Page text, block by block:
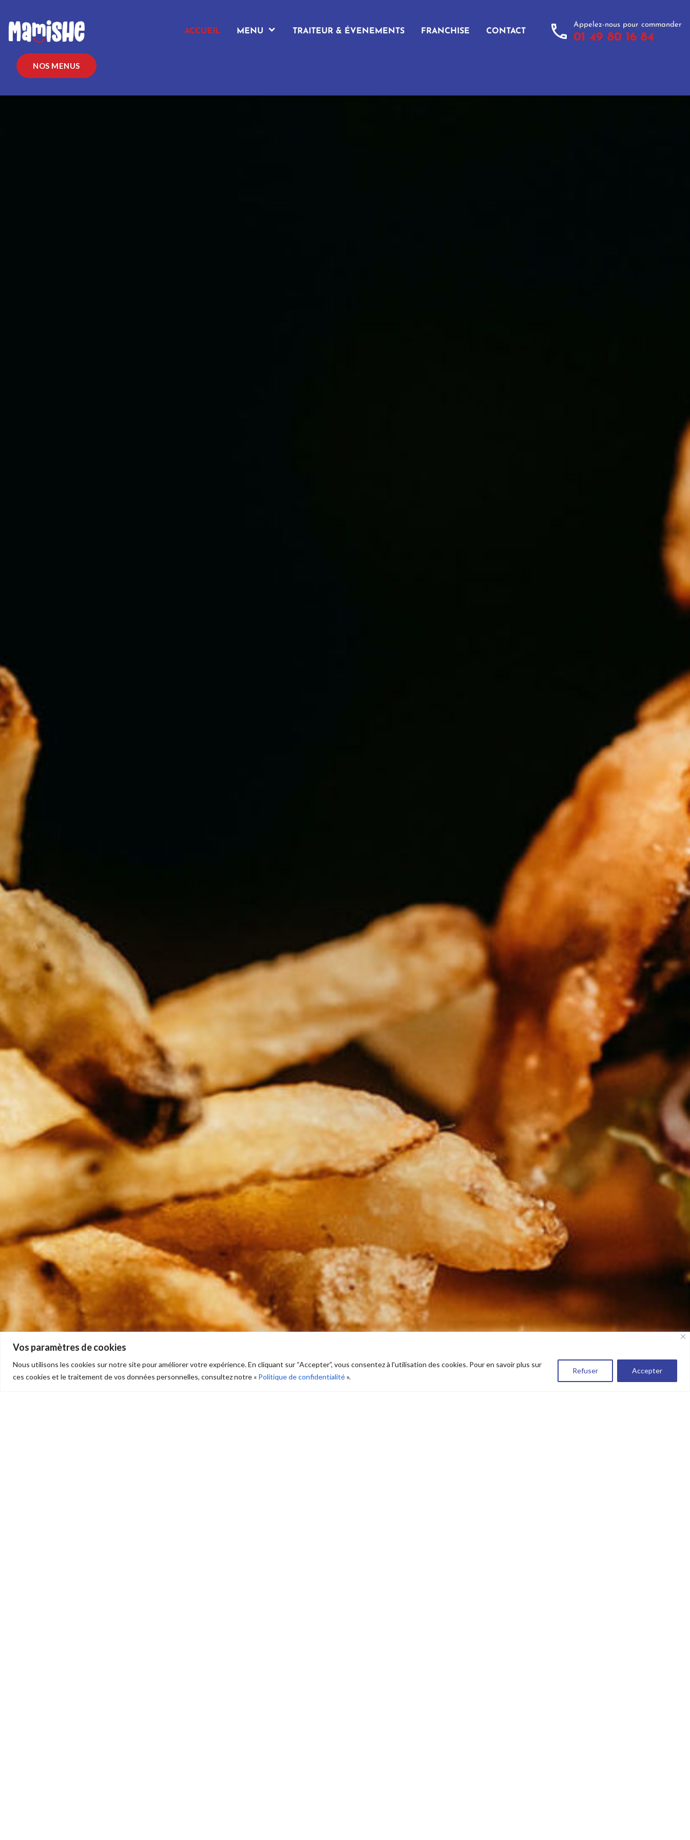
Vos paramètres de cookies
Nous utilisons les cookies sur notre site pour améliorer votre expérience. En cliquant sur “Accepter”, vous consentez à l'utilisation des cookies. Pour en savoir plus sur
ces cookies et le traitement de vos données personnelles, consultez notre « Politique de confidentialité».
Refuser Accepter
ACCUEIL MENU TRAITEUR & ÉVENEMENTS FRANCHISE CONTACT call Appelez-nous pour commander
01 49 80 16 84
NOS MENUS